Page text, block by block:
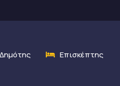
Δημότης Επισκέπτης